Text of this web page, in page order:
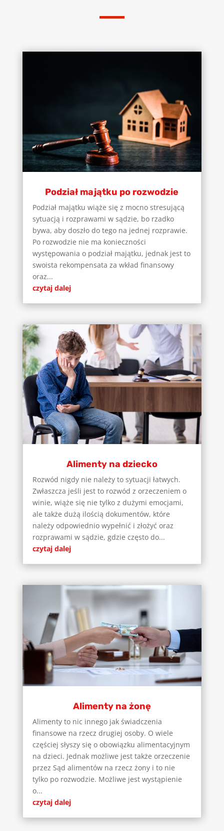
Podział majątku po rozwodzie
Podział majątku wiąże się z mocno stresującą
sytuacją i rozprawami w sądzie, bo rzadko
bywa, aby doszło do tego na jednej rozprawie.
Po rozwodzie nie ma konieczności
występowania o podział majątku, jednak jest to
swoista rekompensata za wkład finansowy
oraz...
czytaj dalej
Alimenty na dziecko
Rozwód nigdy nie należy to sytuacji łatwych.
Zwłaszcza jeśli jest to rozwód z orzeczeniem o
winie, wiąże się nie tylko z dużymi emocjami,
ale także dużą ilością dokumentów, które
należy odpowiednio wypełnić i złożyć oraz
rozprawami w sądzie, gdzie często do...
czytaj dalej
Alimenty na żonę
Alimenty to nic innego jak świadczenia
finansowe na rzecz drugiej osoby. O wiele
częściej słyszy się o obowiązku alimentacyjnym
na dzieci. Jednak możliwe jest także orzeczenie
przez Sąd alimentów na rzecz żony i to nie
tylko po rozwodzie. Możliwe jest wystąpienie
o...
czytaj dalej